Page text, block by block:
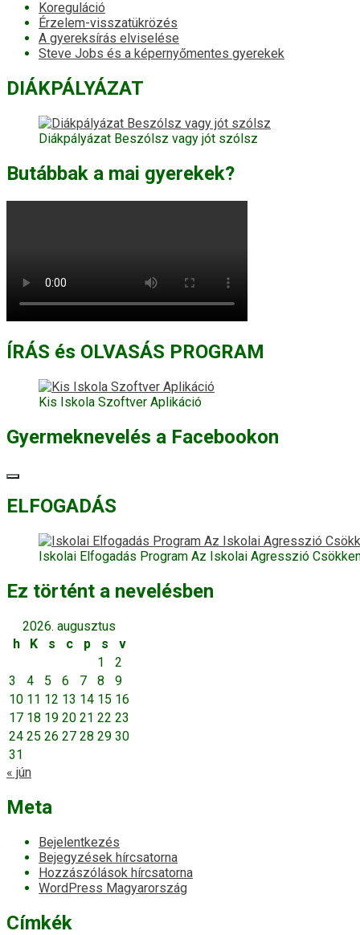
Koreguláció
Érzelem-visszatükrözés
A gyereksírás elviselése
Steve Jobs és a képernyőmentes gyerekek
DIÁKPÁLYÁZAT
Diákpályázat Beszólsz vagy jót szólsz
Butábbak a mai gyerekek?
ÍRÁS és OLVASÁS PROGRAM
Kis Iskola Szoftver Aplikáció
Gyermeknevelés a Facebookon
ELFOGADÁS
Iskolai Elfogadás Program Az Iskolai Agresszió
Ez történt a nevelésben
2026. augusztus
h
K s c p s
v
1
2
3
4 5 6 7 8
9
10 11 12 13 14 15 16
17 18 19 20 21 22 23
24 25 26 27 28 29 30
31
« jún
Meta
Bejelentkezés
Bejegyzések hírcsatorna
Hozzászólások hírcsatorna
WordPress Magyarország
Címkék